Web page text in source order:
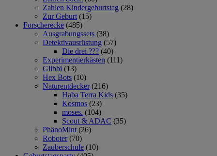
Zahlen Kindergeburtstag (28)
Zur Geburt (15)
Forscherecke (485)
Ausgrabungssets (38)
Detektivausrüstung (57)
Die drei ??? (40)
Experimentierkästen (111)
Glibbi (13)
Hex Bots (10)
Naturentdecker (216)
Haba Terra Kids (35)
Kosmos (23)
moses. (104)
Scout & ADAC (35)
PhänoMint (26)
Roboter (70)
Zauberschule (10)